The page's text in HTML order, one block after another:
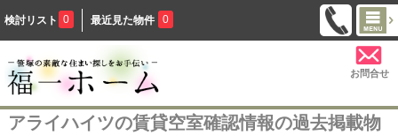
検討リスト 0 最近見た物件 0
お問合せ
アライハイツの賃貸空室確認情報の過去掲載物